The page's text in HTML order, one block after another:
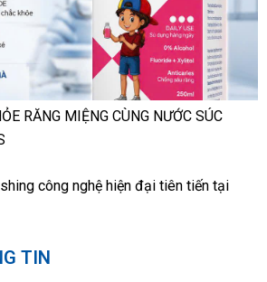
RĂNG MIỆNG CÙNG NƯỚC SÚC
công nghệ hiện đại tiên tiến tại
TIN